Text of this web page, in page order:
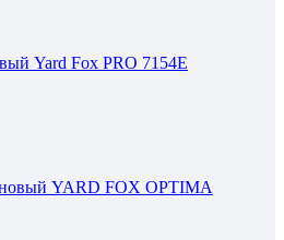
Yard Fox PRO 7154E